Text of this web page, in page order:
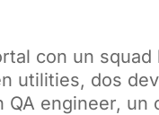
con un
utilities, dos
engineer,